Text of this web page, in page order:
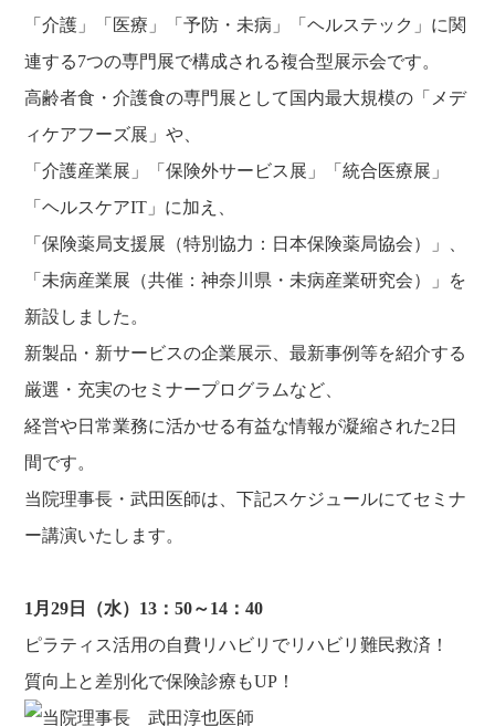
「介護」「医療」「予防・未病」「ヘルステック」に関
連する7つの専門展で構成される複合型展示会です。
高齢者食・介護食の専門展として国内最大規模の「メデ
ィケアフーズ展」や、
「介護産業展」「保険外サービス展」「統合医療展」
「ヘルスケアIT」に加え、
「保険薬局支援展（特別協力：日本保険薬局協会）」、
「未病産業展（共催：神奈川県・未病産業研究会）」を
新設しました。
新製品・新サービスの企業展示、最新事例等を紹介する
厳選・充実のセミナープログラムなど、
経営や日常業務に活かせる有益な情報が凝縮された2日
間です。
当院理事長・武田医師は、下記スケジュールにてセミナ
ー講演いたします。
1月29日（水）13：50～14：40
ピラティス活用の自費リハビリでリハビリ難民救済！
質向上と差別化で保険診療もUP！